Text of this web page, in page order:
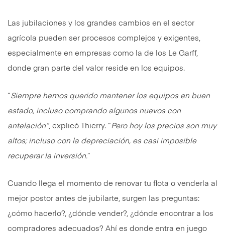
Las jubilaciones y los grandes cambios en el sector
agrícola pueden ser procesos complejos y exigentes,
especialmente en empresas como la de los Le Garff,
donde gran parte del valor reside en los equipos.
“Siempre hemos querido mantener los equipos en buen
estado, incluso comprando algunos nuevos con
antelación”, explicó Thierry. “ Pero hoy los precios son muy
altos; incluso con la depreciación, es casi imposible
recuperar la inversión.”
Cuando llega el momento de renovar tu flota o venderla al
mejor postor antes de jubilarte, surgen las preguntas:
¿cómo hacerlo?, ¿dónde vender?, ¿dónde encontrar a los
compradores adecuados? Ahí es donde entra en juego